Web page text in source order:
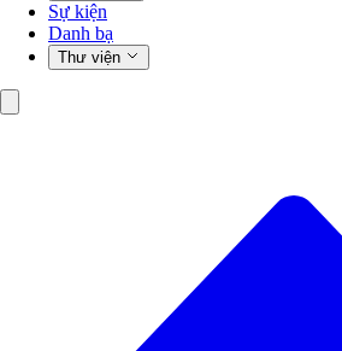
Sự kiện
Danh bạ
Thư viện